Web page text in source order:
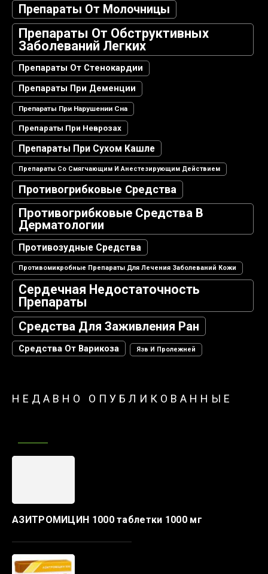
Препараты От Молочницы
Препараты От Обструктивных
Заболеваний Легких
Препараты От Стенокардии
Препараты При Деменции
Препараты При Нарушении Сна
Препараты При Неврозах
Препараты При Сухом Кашле
Препараты Со Смягчающим И Анестезирующим Действием
Противогрибковые Средства
Противогрибковые Средства В
Дерматологии
Противозудные Средства
Противомикробные Препараты Для Лечения Заболеваний Кожи
Сердечная Недостаточность
Препараты
Средства Для Заживления Ран
Средства От Варикоза Язв И Пролежней
НЕДАВНО ОПУБЛИКОВАННЫЕ
АЗИТРОМИЦИН 1000 таблетки 1000 мг